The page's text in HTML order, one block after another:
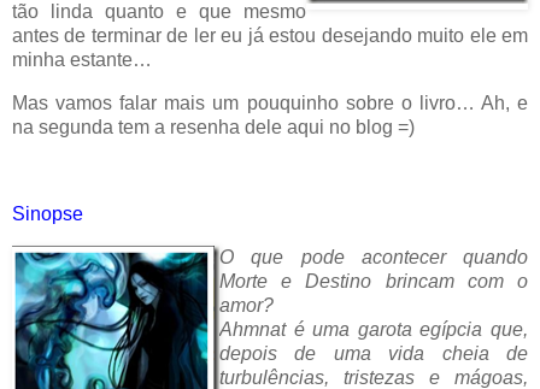
tão linda quanto e que mesmo
antes de terminar de ler eu já estou desejando muito ele em
minha estante…
Mas vamos falar mais um pouquinho sobre o livro… Ah, e
na segunda tem a resenha dele aqui no blog =)
Sinopse
O que pode acontecer quando
Morte e Destino brincam com o
amor?
Ahmnat é uma garota egípcia que,
depois de uma vida cheia de
turbulências, tristezas e mágoas,